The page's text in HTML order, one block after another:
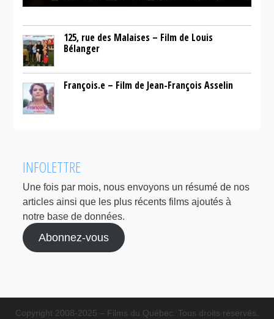
125, rue des Malaises – Film de Louis
Bélanger
François.e – Film de Jean-François Asselin
INFOLETTRE
Une fois par mois, nous envoyons un résumé de nos
articles ainsi que les plus récents films ajoutés à
notre base de données.
Abonnez-vous
Copyright 2008-2025 – Films du Québec. Tous droits réservés.